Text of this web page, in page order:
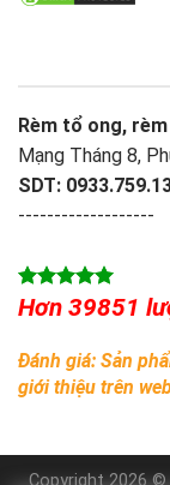
Rèm tổ ong,
Mạng Tháng 8,
SDT:
-------------------
Hơn 39851
Đánh giá: Sản
giới thiệu trên
Copyright 2026 ©